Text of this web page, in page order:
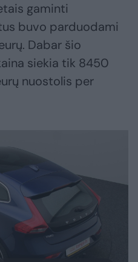
gaminti
buvo parduodami
Dabar šio
siekia tik 8450
nuostolis per